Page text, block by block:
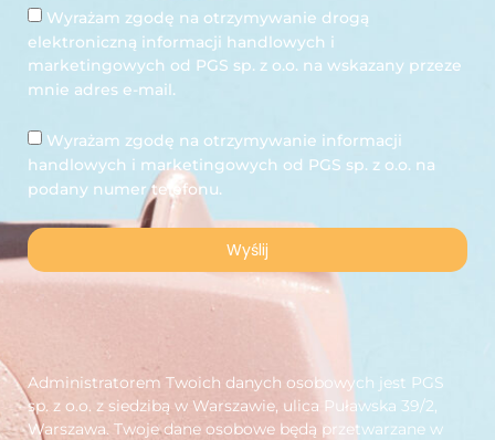
Wyrażam zgodę na otrzymywanie drogą
elektroniczną informacji handlowych i
marketingowych od PGS sp. z o.o. na wskazany przeze
mnie adres e-mail.
Wyrażam zgodę na otrzymywanie informacji
handlowych i marketingowych od PGS sp. z o.o. na
podany numer telefonu.
Wyślij
Administratorem Twoich danych osobowych jest PGS
sp. z o.o. z siedzibą w Warszawie, ulica Puławska 39/2,
Warszawa. Twoje dane osobowe będą przetwarzane w